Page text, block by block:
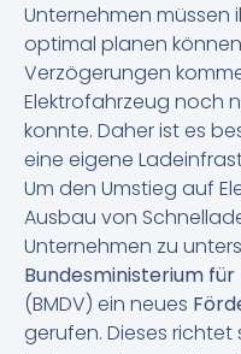
Unternehmen müssen
optimal planen
Verzögerungen
Elektrofahrzeug noch
konnte. Daher ist es
eine eigene
Um den Umstieg auf
Ausbau von
Unternehmen zu
Bundesministerium
(BMDV) ein neues
gerufen. Dieses richtet